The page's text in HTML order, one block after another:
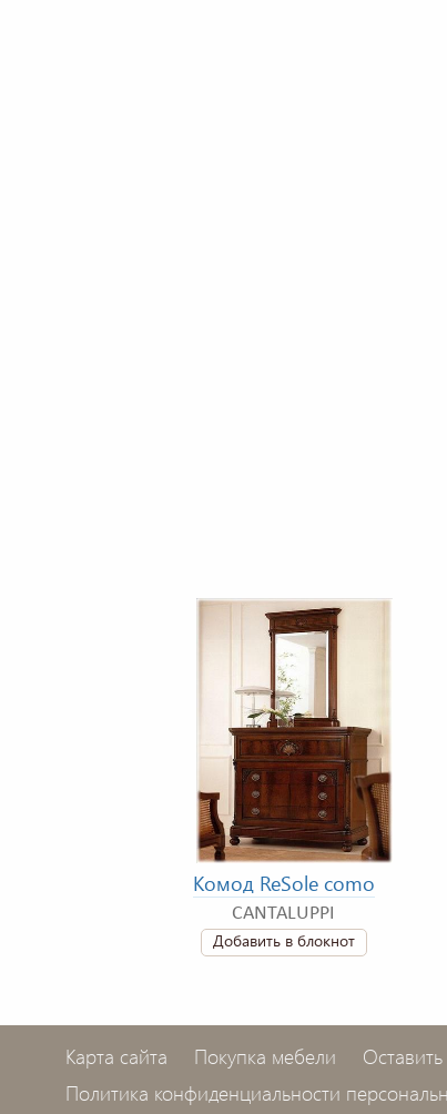
Комод ReSole сomo
CANTALUPPI
Добавить в блокнот
Карта сайта Покупка мебели
Политика конфиденциальности